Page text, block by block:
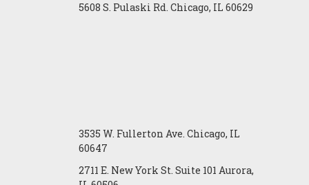
5608 S. Pulaski Rd. Chicago, IL 60629
3535 W. Fullerton Ave. Chicago, IL
60647
2711 E. New York St. Suite 101 Aurora,